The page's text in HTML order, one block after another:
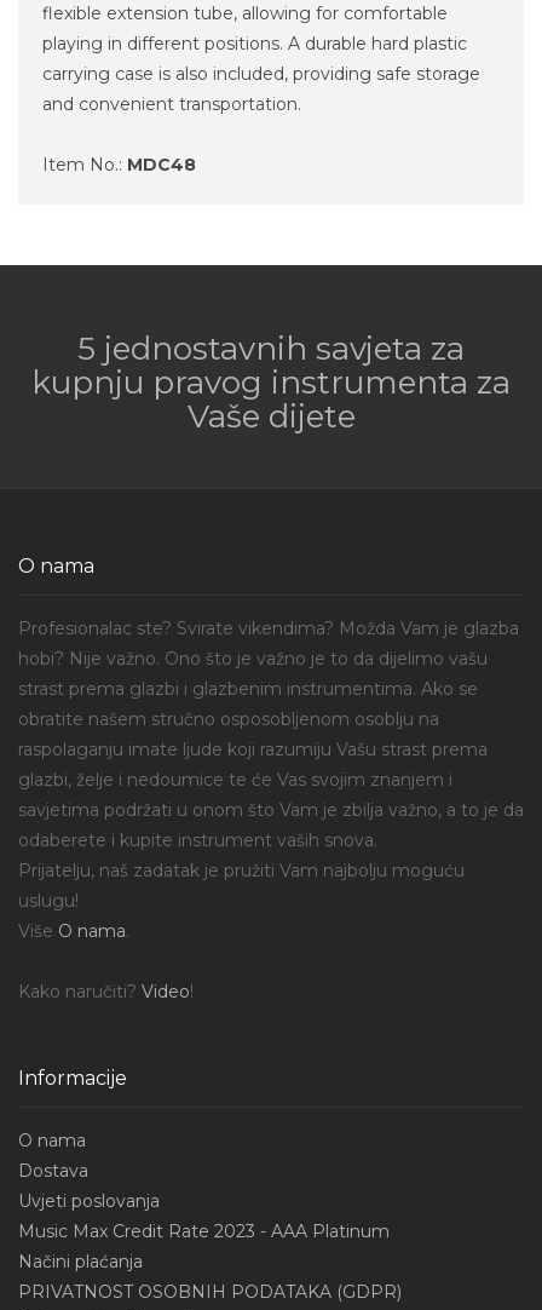
flexible extension tube, allowing for comfortable
playing in different positions. A durable hard plastic
carrying case is also included, providing safe storage
and convenient transportation.
Item No.: MDC48
5 jednostavnih savjeta za
kupnju pravog instrumenta za
Vaše dijete
O nama
Profesionalac ste? Svirate vikendima? Možda Vam je glazba
hobi? Nije važno. Ono što je važno je to da dijelimo vašu
strast prema glazbi i glazbenim instrumentima. Ako se
obratite našem stručno osposobljenom osoblju na
raspolaganju imate ljude koji razumiju Vašu strast prema
glazbi, želje i nedoumice te će Vas svojim znanjem i
savjetima podržati u onom što Vam je zbilja važno, a to je da
odaberete i kupite instrument vaših snova.
Prijatelju, naš zadatak je pružiti Vam najbolju moguću
uslugu!
Više O nama.
Kako naručiti? Video!
Informacije
O nama
Dostava
Uvjeti poslovanja
Music Max Credit Rate 2023 - AAA Platinum
Načini plaćanja
PRIVATNOST OSOBNIH PODATAKA (GDPR)